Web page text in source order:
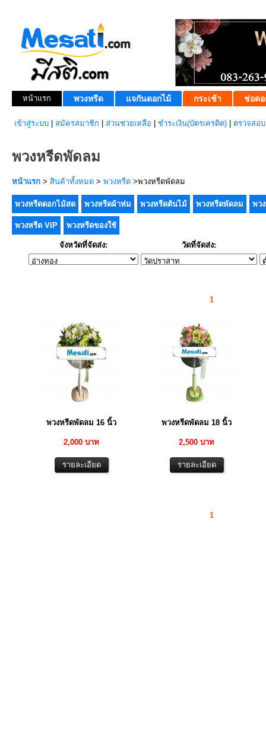
หน้าแรก พวงหรีด แจกันดอกไม้ กระเช้า ช่อดอ
เข้าสู่ระบบ สมัครสมาชิก ส่วนช่วยเหลือ ชำระเงิน(บัตรเครดิต) ตรวจสอ
พวงหรีดพัดลม
หน้าแรก > สินค้าทั้งหมด > พวงหรีด >พวงหรีดพัดลม
พวงหรีดดอกไม้สด พวงหรีดผ้าห่ม พวงหรีดต้นไม้ พวงหรีดพัดลม พว
พวงหรีด VIP พวงหรีดของใช้
จังหวัดที่จัดส่ง: วัดที่จัดส่ง:
1
พวงหรีดพัดลม 16 นิ้ว
2,000 บาท
พวงหรีดพัดลม 18 นิ้ว
2,500 บาท
1